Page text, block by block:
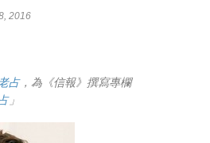
2016
占，為《信報》撰寫專欄
」